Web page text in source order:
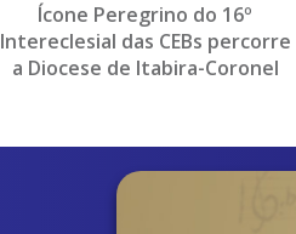
Ícone Peregrino do 16º
Intereclesial das CEBs percorre
a Diocese de Itabira-Coronel